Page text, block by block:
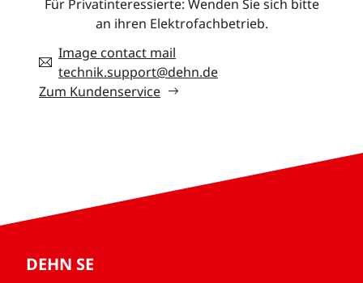
Für Privatinteressierte: Wenden Sie sich bitte
an ihren Elektrofachbetrieb.
Image contact mail
technik.support@dehn.de
Zum Kundenservice
DEHN SE